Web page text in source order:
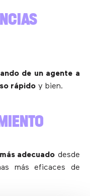
de un agente a
rápido y bien.
adecuado desde
más eficaces de